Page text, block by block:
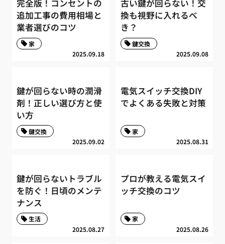
完全版！コンセントの
追加工事の費用相場と
業者選びのコツ
2025.09.18
家
古い鍵が回らない！交
換も視野に入れるべ
き？
2025.09.08
鍵交換
鍵が回らない時の潤滑
剤！正しい選び方と使
い方
2025.09.02
鍵交換
電気スイッチ交換DIY
でよくある失敗と対策
2025.08.31
家
鍵が回らないトラブル
を防ぐ！日頃のメンテ
ナンス
2025.08.27
生活
プロが教える電気スイ
ッチ交換のコツ
2025.08.26
家